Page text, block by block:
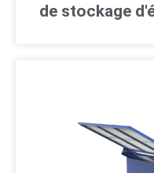
de stockage